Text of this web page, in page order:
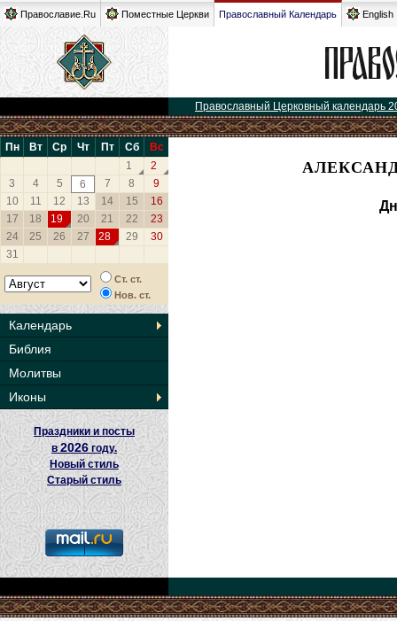
Православие.Ru Поместные Церкви Православный Календарь English
Православный Церковный календарь
Пн Вт Ср Чт Пт Сб
Вс
1
2
3
4 5 6 7 8
9
10
11 12 13 14 15
16
17
18 19 20 21 22
23
24
25 26 27 28 29
30
31
Ст. ст.
Нов. ст.
Календарь
Библия
Молитвы
Иконы
Праздники и посты
в2026 году.
Новый стиль
Старый стиль